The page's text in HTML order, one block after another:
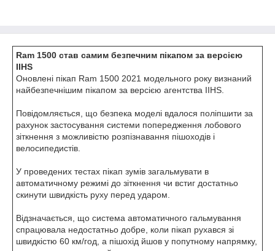
Ram 1500 став самим безпечним пікапом за версією
IIHS
Оновлені пікап Ram 1500 2021 модельного року визнаний
найбезпечнішим пікапом за версією агентства IIHS.
Повідомляється, що безпека моделі вдалося поліпшити за
рахунок застосування системи попередження лобового
зіткнення з можливістю розпізнавання пішоходів і
велосипедистів.
У проведених тестах пікап зумів загальмувати в
автоматичному режимі до зіткнення чи встиг достатньо
скинути швидкість руху перед ударом.
Відзначається, що система автоматичного гальмування
спрацювала недостатньо добре, коли пікап рухався зі
швидкістю 60 км/год, а пішохід йшов у попутному напрямку,